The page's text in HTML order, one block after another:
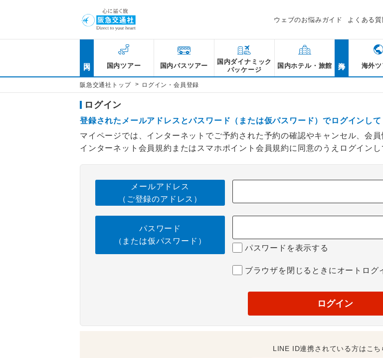
ウェブのお悩みガイド よくある質
国内ツアー 国内バスツアー
国内ダイナミック
パッケージ
国内ホテル・旅館 海外
阪急交通社トップ > ログイン・会員登録
ログイン
登録されたメールアドレスとパスワード（または仮パスワード）でログインして
マイページでは、インターネットでご予約された予約の確認やキャンセル、会
インターネット会員規約またはスマホポイント会員規約に同意のうえログインし
メールアドレス
（ご登録のアドレス）
パスワード
（または仮パスワード）
パスワードを表示する
ブラウザを閉じるときにオートログ
ログイン
LINE ID連携されている方はこち